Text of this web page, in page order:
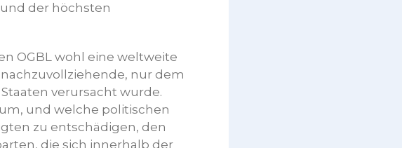
der höchsten
OGBL wohl eine weltweite
nur dem
verursacht wurde.
und welche politischen
zu entschädigen, den
die sich innerhalb der